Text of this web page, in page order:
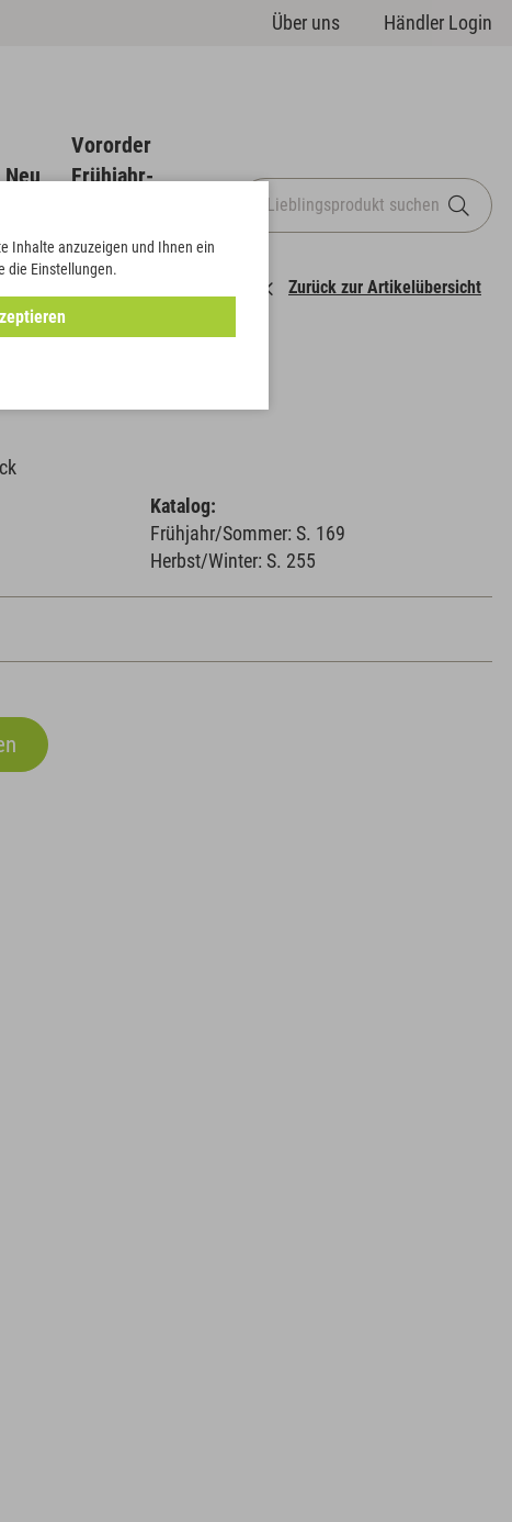
Über uns Händler Login
Neu
Vororder
Frühjahr-
Zurück zur Artikelübersicht
klein
Katalog:
Frühjahr/Sommer: S. 169
Herbst/Winter: S. 255
Inhalte anzuzeigen und Ihnen ein
die Einstellungen.